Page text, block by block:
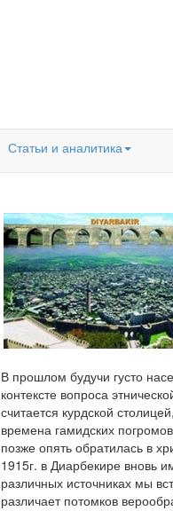
Статьи и аналитика
В прошлом будучи густо
контексте вопроса
считается курдской
времена гамидских
позже опять обратилась в
1915г. в Диарбекире вновь
различных источниках мы
различает потомков